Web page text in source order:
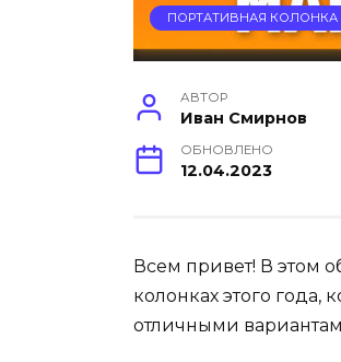
ПОРТАТИВНАЯ КОЛОНКА
АВТОР
Иван Смирнов
ОБНОВЛЕНО
12.04.2023
Всем привет! В этом
колонках этого года,
отличными